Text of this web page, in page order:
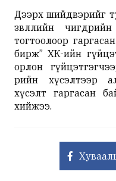
Дээрх шийдвэрийг
зөвлөлийн
тогтоолоор
бирж” ХК-ийн
орлон
өөрийн хүсэлтээр
хүсэлт гаргасан
хийжээ.